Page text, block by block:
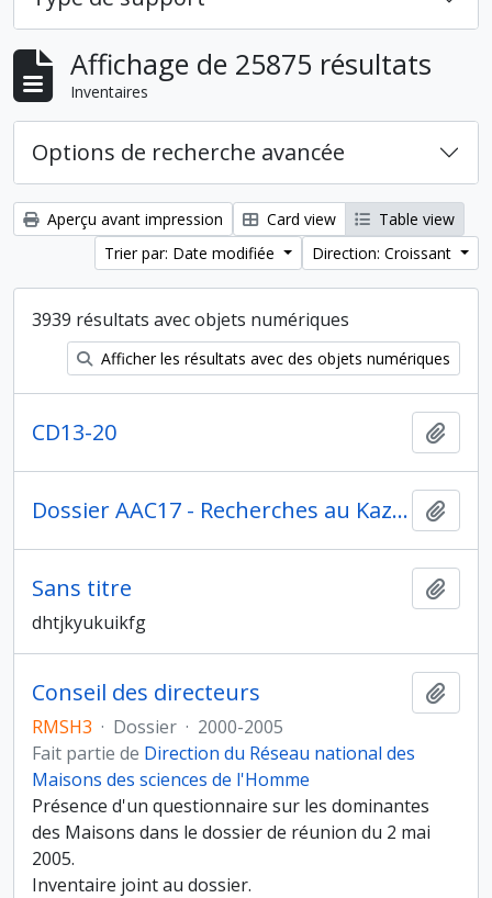
Affichage de 25875 résultats
Inventaires
Options de recherche avancée
Aperçu avant impression Card view
Table view
Trier par: Date modifiée
Direction: Croissant
3939 résultats avec objets numériques
Afficher les résultats avec des objets numériques
CD13-20
Dossier AAC17 - Recherches au Kazakhstan pour la mission de terrain de 1995.
Sans titre
dhtjkyukuikfg
Conseil des directeurs
RMSH3 · Dossier · 2000-2005
Fait partie de Direction du Réseau national des
Maisons des sciences de l'Homme
Présence d'un questionnaire sur les dominantes
des Maisons dans le dossier de réunion du 2 mai
2005.
Inventaire joint au dossier.